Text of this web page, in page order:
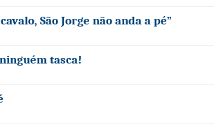
São Jorge não anda a pé”
tasca!